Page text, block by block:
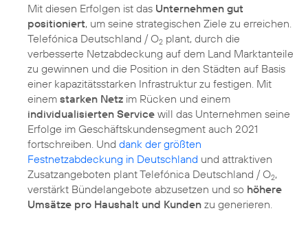
Mit diesen Erfolgen ist das Unternehmen gut
positioniert, um seine strategischen Ziele zu erreichen.
Telefónica Deutschland / O2 plant, durch die
verbesserte Netzabdeckung auf dem Land Marktanteile
zu gewinnen und die Position in den Städten auf Basis
einer kapazitätsstarken Infrastruktur zu festigen. Mit
einem starken Netz im Rücken und einem
individualisierten Service will das Unternehmen seine
Erfolge im Geschäftskundensegment auch 2021
fortschreiben. Und dank der größten
Festnetzabdeckung in Deutschland und attraktiven
Zusatzangeboten plant Telefónica Deutschland / O2,
verstärkt Bündelangebote abzusetzen und so höhere
Umsätze pro Haushalt und Kunden zu generieren.